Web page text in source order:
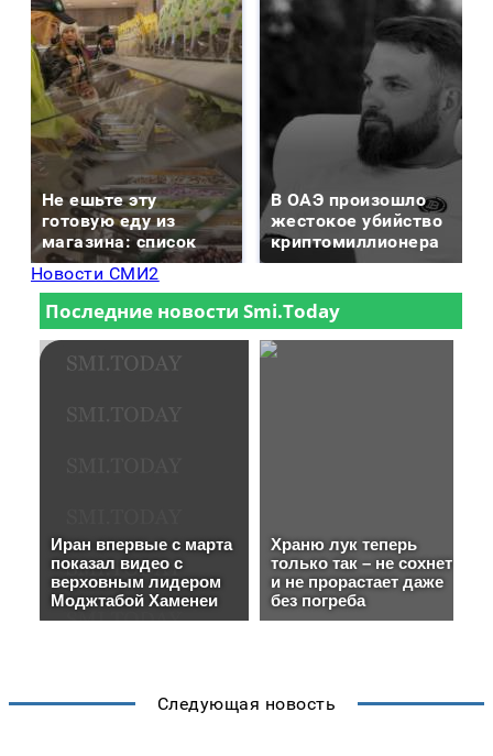
Не ешьте эту
готовую еду из
магазина: список
В ОАЭ произошло
жестокое убийство
криптомиллионера
Новости СМИ2
Следующая новость